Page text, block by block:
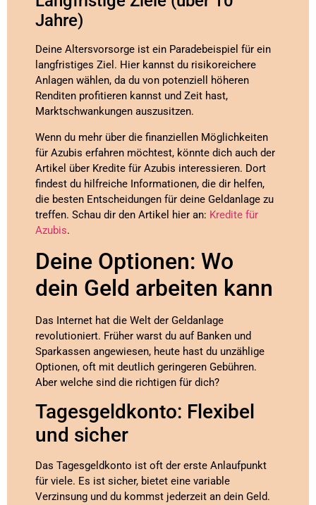
Jahre)
Deine Altersvorsorge ist ein Paradebeispiel für ein
langfristiges Ziel. Hier kannst du risikoreichere
Anlagen wählen, da du von potenziell höheren
Renditen profitieren kannst und Zeit hast,
Marktschwankungen auszusitzen.
Wenn du mehr über die finanziellen Möglichkeiten
für Azubis erfahren möchtest, könnte dich auch der
Artikel über Kredite für Azubis interessieren. Dort
findest du hilfreiche Informationen, die dir helfen,
die besten Entscheidungen für deine Geldanlage zu
treffen. Schau dir den Artikel hier an: Kredite für
Azubis.
Deine Optionen: Wo
dein Geld arbeiten kann
Das Internet hat die Welt der Geldanlage
revolutioniert. Früher warst du auf Banken und
Sparkassen angewiesen, heute hast du unzählige
Optionen, oft mit deutlich geringeren Gebühren.
Aber welche sind die richtigen für dich?
Tagesgeldkonto: Flexibel
und sicher
Das Tagesgeldkonto ist oft der erste Anlaufpunkt
für viele. Es ist sicher, bietet eine variable
Verzinsung und du kommst jederzeit an dein Geld.